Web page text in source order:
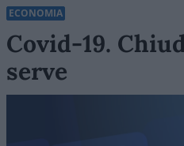
ECONOMIA
Covid-19.
serve